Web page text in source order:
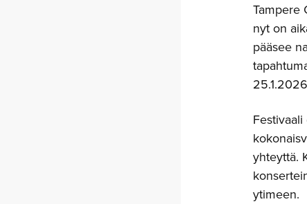
Tampere
nyt on
pääsee
yhteyttä.
ytimeen.